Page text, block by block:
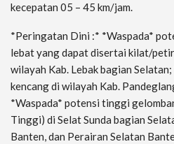
kecepatan 05 – 45 km/jam.
*Peringatan Dini :* *Waspada*
lebat yang dapat disertai kilat/
wilayah Kab. Lebak bagian
kencang di wilayah Kab.
*Waspada* potensi tinggi
Tinggi) di Selat Sunda bagian
Banten, dan Perairan Selatan